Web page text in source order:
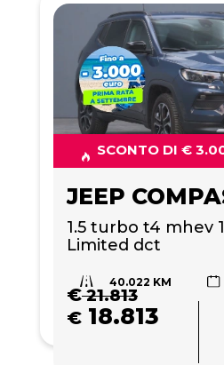
SCONTO DI €
JEEP
1.5 turbo t4 mhev
Limited dct
40.022 KM
€21.813
€ 18.813